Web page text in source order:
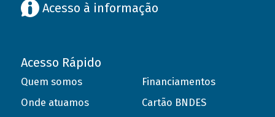
Acesso à informação
Acesso Rápido
Quem somos
Onde atuamos
Financiamentos
Cartão BNDES